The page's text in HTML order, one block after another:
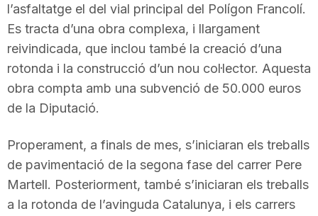
a
g
o
n
l’asfaltatge el del vial principal del Polígon Francolí.
Es tracta d’una obra complexa, i llargament
reivindicada, que inclou també la creació d’una
rotonda i la construcció d’un nou col·lector. Aquesta
obra compta amb una subvenció de 50.000 euros
de la Diputació.
Properament, a finals de mes, s’iniciaran els treballs
de pavimentació de la segona fase del carrer Pere
Martell. Posteriorment, també s’iniciaran els treballs
a la rotonda de l’avinguda Catalunya, i els carrers